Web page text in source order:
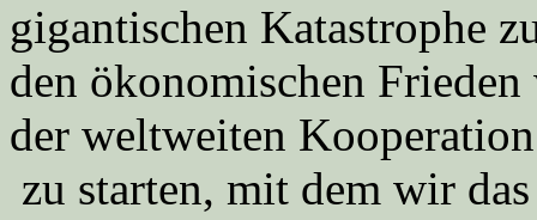
gigantischen Katastrophe
den ökonomischen
der weltweiten
zu starten, mit dem wir